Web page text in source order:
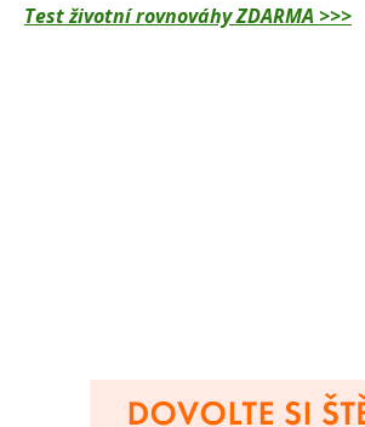
Test životní rovnováhy ZDARMA >>>